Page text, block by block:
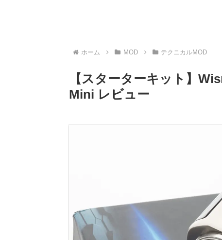
ホーム MOD テクニカルMOD
【スターターキット】
Mini レビュー